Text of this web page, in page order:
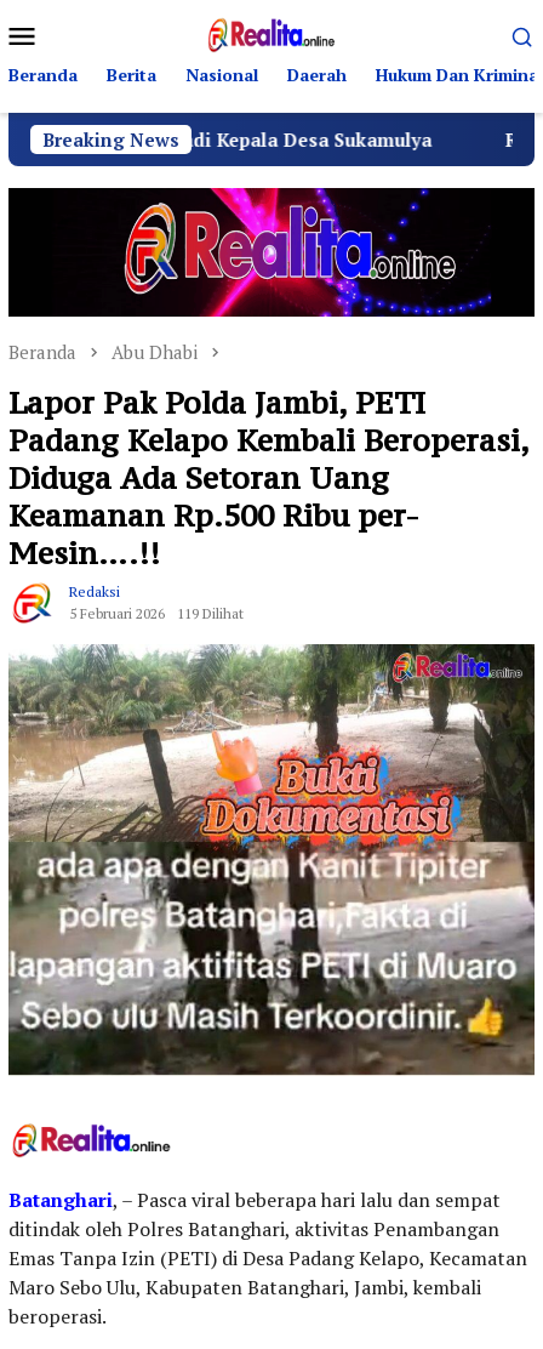
ke
kontenMobile
Beranda Berita Nasional Daerah Hukum Dan Kriminal
Breaking News
Kepala Desa Sukamulya Ribuan Warga
Beranda Abu Dhabi
Lapor Pak Polda Jambi, PETI
Padang Kelapo Kembali Beroperasi,
Diduga Ada Setoran Uang
Keamanan Rp.500 Ribu per-
Mesin….!!
Redaksi
5 Februari 2026
119 Dilihat
Batanghari, – Pasca viral beberapa hari lalu dan sempat
ditindak oleh Polres Batanghari, aktivitas Penambangan
Emas Tanpa Izin (PETI) di Desa Padang Kelapo, Kecamatan
Maro Sebo Ulu, Kabupaten Batanghari, Jambi, kembali
beroperasi.